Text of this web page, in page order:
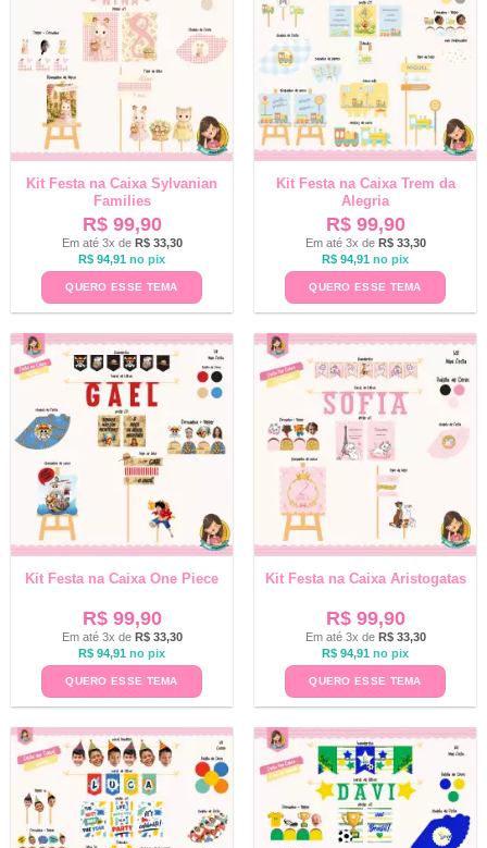
Kit Festa na Caixa Sylvanian
Families
R$99,90
Em até 3x de R$33,30
R$ 94,91 no pix
QUERO ESSE TEMA
Kit Festa na Caixa Trem da
Alegria
R$99,90
Em até 3x de R$33,30
R$ 94,91 no pix
QUERO ESSE TEMA
Kit Festa na Caixa One Piece
R$99,90
Em até 3x de R$33,30
R$ 94,91 no pix
QUERO ESSE TEMA
Kit Festa na Caixa Aristogatas
R$99,90
Em até 3x de R$33,30
R$ 94,91 no pix
QUERO ESSE TEMA